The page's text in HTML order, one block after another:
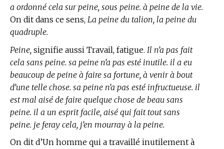
a ordonné cela sur peine, sous peine. à peine de la vie.
On dit dans ce sens, La peine du talion, la peine du
quadruple.
Peine, signifie aussi Travail, fatigue. Il n’a pas fait
cela sans peine. sa peine n’a pas esté inutile. il a eu
beaucoup de peine à faire sa fortune, à venir à bout
d’une telle chose. sa peine n’a pas esté infructueuse. il
est mal aisé de faire quelque chose de beau sans
peine. il a un esprit facile, aisé qui fait tout sans
peine. je feray cela, j’en mourray à la peine.
On dit d’Un homme qui a travaillé inutilement à